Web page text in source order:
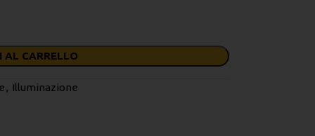
AL CARRELLO
, Illuminazione